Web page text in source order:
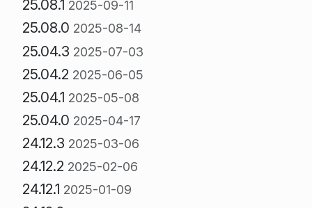
25.08.1 2025-09-11
25.08.0 2025-08-14
25.04.3 2025-07-03
25.04.2 2025-06-05
25.04.1 2025-05-08
25.04.0 2025-04-17
24.12.3 2025-03-06
24.12.2 2025-02-06
24.12.1 2025-01-09